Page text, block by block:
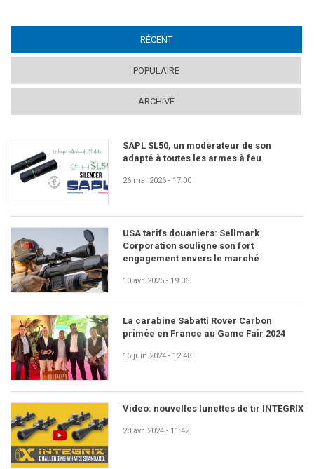
RÉCENT
POPULAIRE
ARCHIVE
SAPL SL50, un modérateur de son
adapté à toutes les armes à feu
26 mai 2026 - 17:00
USA tarifs douaniers: Sellmark
Corporation souligne son fort
engagement envers le marché
10 avr. 2025 - 19:36
La carabine Sabatti Rover Carbon
primée en France au Game Fair 2024
15 juin 2024 - 12:48
Video: nouvelles lunettes de tir INTEGRIX
28 avr. 2024 - 11:42